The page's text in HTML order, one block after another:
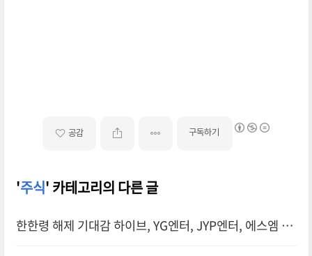
공감 구독하기
'주식' 카테고리의 다른 글
한한령 해제 기대감 하이브, YG엔터, JYP엔터, 에스엠 엔